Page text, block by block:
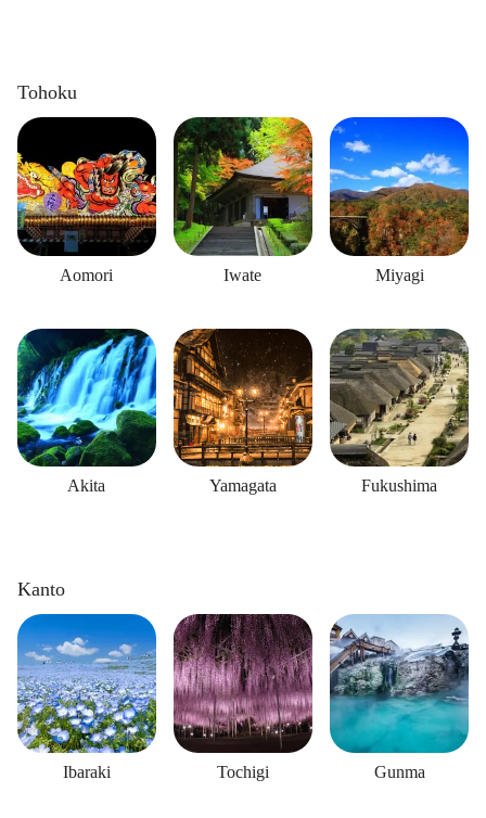
Tohoku
Aomori Iwate Miyagi
Akita Yamagata Fukushima
Kanto
Ibaraki Tochigi Gunma